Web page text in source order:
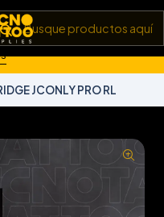
punta 💻 Todo lo que
nivel 🎨 Calidad garantizada
JCONLY PRO RL